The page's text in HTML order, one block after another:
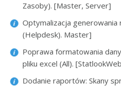
Zasoby). [Master, Server]
Optymalizacja
(Helpdesk). Master]
Poprawa formatowania
pliku excel (All).
Dodanie raportów: Skany